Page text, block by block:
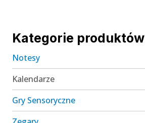
Kategorie produktów
Notesy
Kalendarze
Gry Sensoryczne